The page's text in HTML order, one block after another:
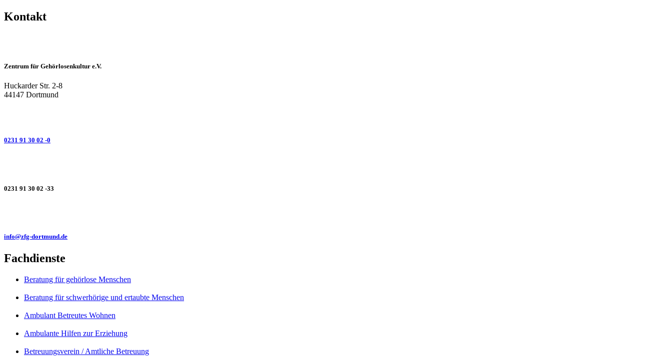
Kontakt
Zentrum für Gehörlosenkultur e.V.
Huckarder Str. 2-8
44147 Dortmund
0231 91 30 02 -0
0231 91 30 02 -33
info@zfg-dortmund.de
Fachdienste
Beratung für gehörlose Menschen
Beratung für schwerhörige und ertaubte Menschen
Ambulant Betreutes Wohnen
Ambulante Hilfen zur Erziehung
Betreuungsverein / Amtliche Betreuung